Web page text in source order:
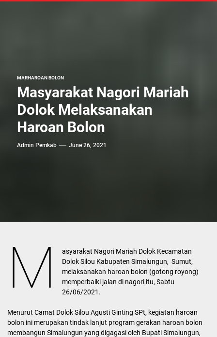
MARHAROAN BOLON
Masyarakat Nagori Mariah
Dolok Melaksanakan
Haroan Bolon
Admin Pemkab June 26, 2021
M
asyarakat Nagori Mariah Dolok Kecamatan
Dolok Silou Kabupaten Simalungun, Sumut,
melaksanakan haroan bolon (gotong royong)
memperbaiki jalan di nagori itu, Sabtu
26/06/2021.
Menurut Camat Dolok Silou Agusti Ginting SPt, kegiatan haroan
bolon ini merupakan tindak lanjut program gerakan haroan bolon
membangun Simalungun yang digagasi oleh Bupati Simalungun,